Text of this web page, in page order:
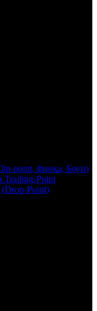
point, финка, Боуи)
Trailing-Point
Point)